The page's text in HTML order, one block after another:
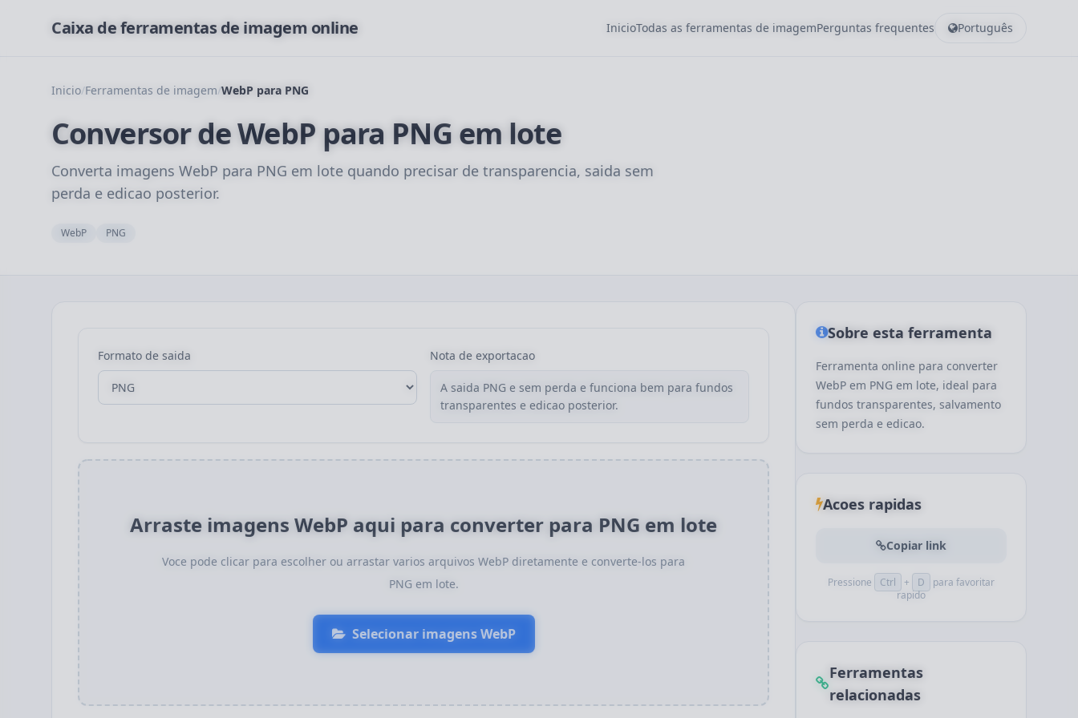
Caixa de ferramentas de imagem online InicioTodas as ferramentas de imagemPerguntas frequentes Português
Inicio/Ferramentas de imagem/WebP para PNG
Conversor de WebP para PNG em lote
Converta imagens WebP para PNG em lote quando precisar de transparencia, saida sem
perda e edicao posterior.
WebP PNG
Formato de saida Nota de exportacao
A saida PNG e sem perda e funciona bem para fundos
transparentes e edicao posterior.
Arraste imagens WebP aqui para converter para PNG em lote
Voce pode clicar para escolher ou arrastar varios arquivos WebP diretamente e converte-los para
PNG em lote.
Selecionar imagens WebP
Sobre esta ferramenta
Ferramenta online para converter
WebP em PNG em lote, ideal para
fundos transparentes, salvamento
sem perda e edicao.
Acoes rapidas
Copiar link
Pressione Ctrl + D
para favoritar
rapido
Ferramentas
relacionadas